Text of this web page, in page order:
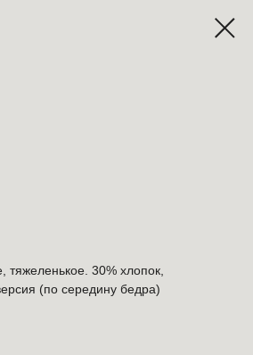
30% хлопок,
(по середину бедра)